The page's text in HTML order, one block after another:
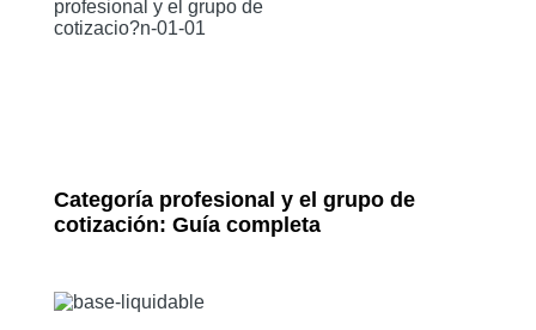
Categoría profesional y el grupo de
cotización: Guía completa